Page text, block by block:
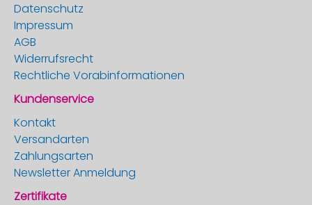
Datenschutz
Impressum
AGB
Widerrufsrecht
Rechtliche Vorabinformationen
Kundenservice
Kontakt
Versandarten
Zahlungsarten
Newsletter Anmeldung
Zertifikate